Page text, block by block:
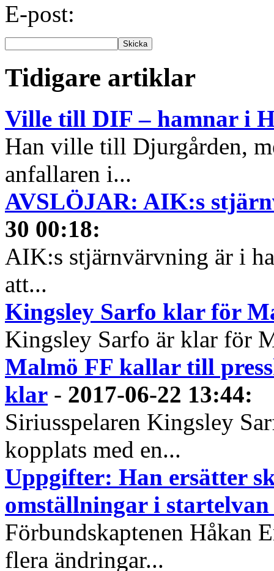
E-post:
Tidigare artiklar
Ville till DIF – hamnar i
Han ville till Djurgården,
anfallaren i...
AVSLÖJAR: AIK:s
30 00:18:
AIK:s stjärnvärvning är i
att...
Kingsley Sarfo klar för
Kingsley Sarfo är klar för
Malmö FF kallar till
klar - 2017-06-22 13:44:
Siriusspelaren Kingsley
kopplats med en...
Uppgifter: Han ersätter
omställningar i
Förbundskaptenen Håkan
flera ändringar...